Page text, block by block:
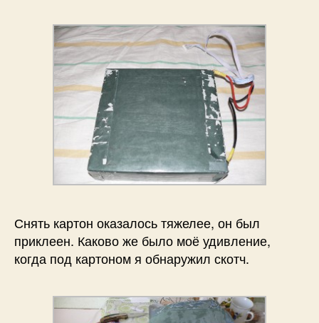
Снять картон оказалось тяжелее, он был
приклеен. Каково же было моё удивление,
когда под картоном я обнаружил скотч.